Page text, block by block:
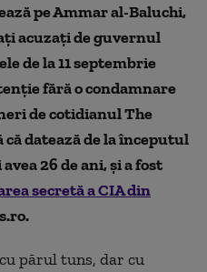
pe Ammar al-Baluchi,
acuzaţi de guvernul
de la 11 septembrie
fără o condamnare
de cotidianul The
datează de la începutul
26 de ani, şi a fost
secretă a CIA din
părul tuns, dar cu